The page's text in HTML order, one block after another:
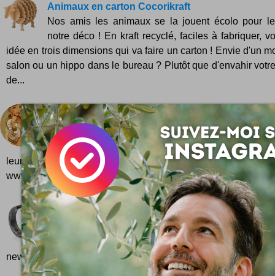
Animaux en carton Cocorikraft
Nos amis les animaux se la jouent écolo pour
notre déco ! En kraft recyclé, faciles à fabriquer,
idée en trois dimensions qui va faire un carton ! Envie d'un
salon ou un hippo dans le bureau ? Plutôt que d'envahir
de...
Deseo Works
Deseo Works c'est un studio graphique qui
superbes et qui en tient boutique sur le web ...
leurs oeuvres numériques ... les belles images
www.deseoworks....
Anneau 2x4 Ring
C'est un bijou tout simple aux allures d'arbre !
anneau 2x4 Ring de la collection The Wood par
new-yorkais Digby & Iona ...